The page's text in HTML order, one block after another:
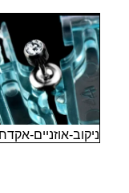
ניקוב-אוזניים-